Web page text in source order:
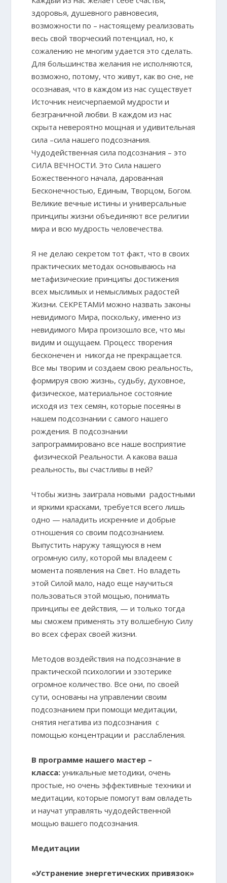
здоровья, душевного равновесия,
возможности по – настоящему реализовать
весь свой творческий потенциал, но, к
сожалению не многим удается это сделать.
Для большинства желания не исполняются,
возможно, потому, что живут, как во сне, не
осознавая, что в каждом из нас существует
Источник неисчерпаемой мудрости и
безграничной любви. В каждом из нас
скрыта невероятно мощная и удивительная
сила –сила нашего подсознания.
Чудодейственная сила подсознания – это
СИЛА ВЕЧНОСТИ. Это Сила нашего
Божественного начала, дарованная
Бесконечностью, Единым, Творцом, Богом.
Великие вечные истины и универсальные
принципы жизни объединяют все религии
мира и всю мудрость человечества.
Я не делаю секретом тот факт, что в своих
практических методах основываюсь на
метафизические принципы достижения
всех мыслимых и немыслимых радостей
Жизни. СЕКРЕТАМИ можно назвать законы
невидимого Мира, поскольку, именно из
невидимого Мира произошло все, что мы
видим и ощущаем. Процесс творения
бесконечен и никогда не прекращается.
Все мы творим и создаем свою реальность,
формируя свою жизнь, судьбу, духовное,
физическое, материальное состояние
исходя из тех семян, которые посеяны в
нашем подсознании с самого нашего
рождения. В подсознании
запрограммировано все наше восприятие
физической Реальности. А какова ваша
реальность, вы счастливы в ней?
Чтобы жизнь заиграла новыми радостными
и яркими красками, требуется всего лишь
одно — наладить искренние и добрые
отношения со своим подсознанием.
Выпустить наружу таящуюся в нем
огромную силу, которой мы владеем с
момента появления на Свет. Но владеть
этой Силой мало, надо еще научиться
пользоваться этой мощью, понимать
принципы ее действия, — и только тогда
мы сможем применять эту волшебную Силу
во всех сферах своей жизни.
Методов воздействия на подсознание в
практической психологии и эзотерике
огромное количество. Все они, по своей
сути, основаны на управлении своим
подсознанием при помощи медитации,
снятия негатива из подсознания с
помощью концентрации и расслабления.
В программе нашего мастер –
класса:уникальные методики, очень
простые, но очень эффективные техники и
медитации, которые помогут вам овладеть
и научат управлять чудодейственной
мощью вашего подсознания.
Медитации
«Устранение энергетических привязок»